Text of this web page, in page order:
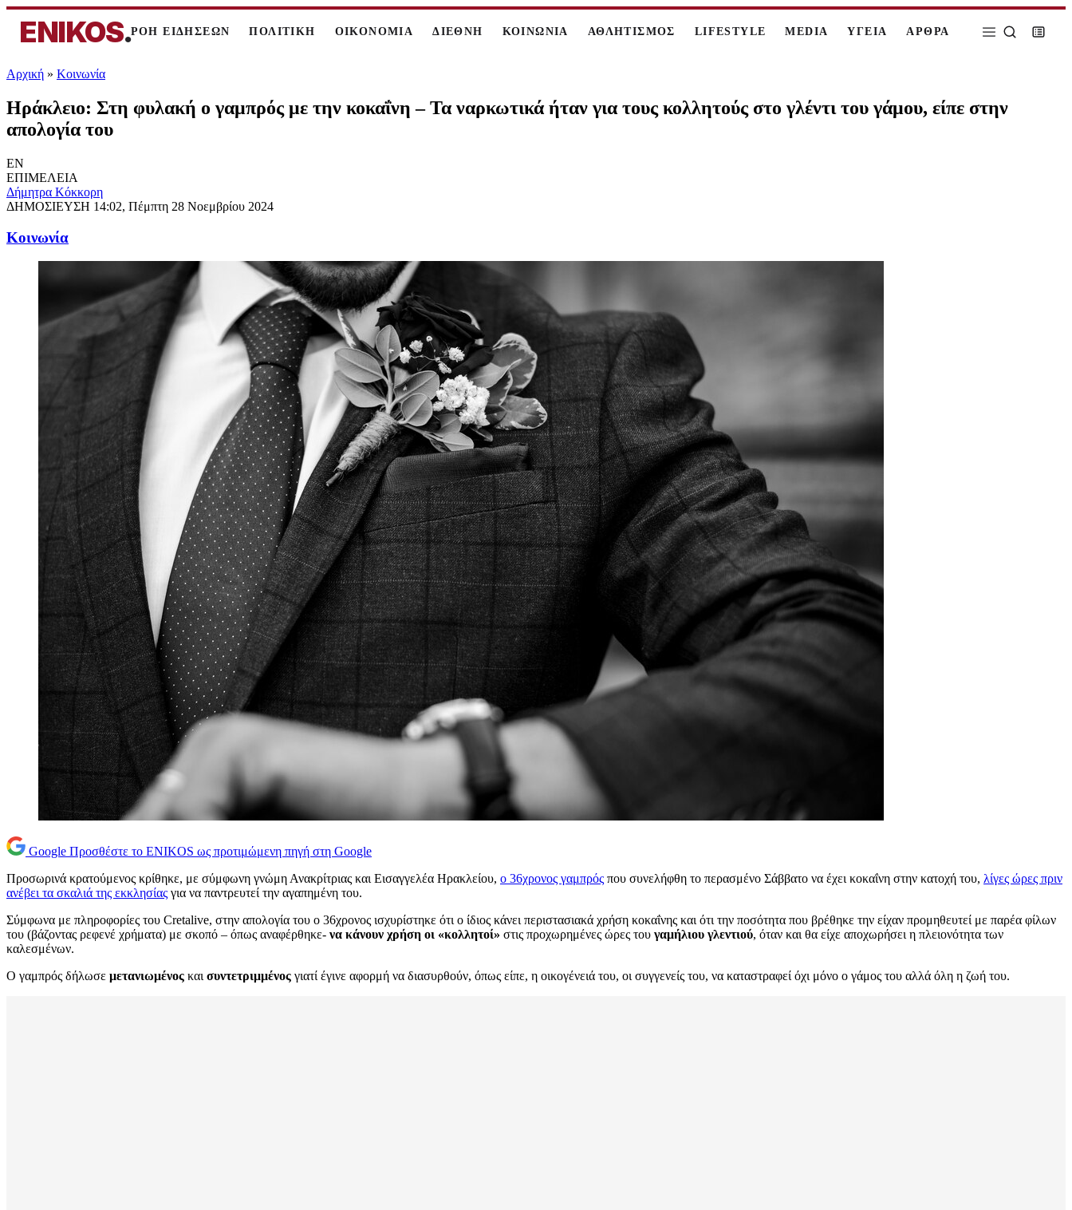
ENIKOS.ΡΟΗ ΕΙΔΗΣΕΩΝ ΠΟΛΙΤΙΚΗ ΟΙΚΟΝΟΜΙΑ ΔΙΕΘΝΗ ΚΟΙΝΩΝΙΑ ΑΘΛΗΤΙΣΜΟΣ LIFESTYLE MEDIA ΥΓΕΙΑ ΑΡΘΡΑ
Αρχική » Κοινωνία
Ηράκλειο: Στη φυλακή ο γαμπρός με την κοκαΐνη – Τα ναρκωτικά ήταν για τους κολλητούς στο γλέντι του γάμου, είπε στην
απολογία του
EN
ΕΠΙΜΕΛΕΙΑ
Δήμητρα Κόκκορη
ΔΗΜΟΣΙΕΥΣΗ 14:02, Πέμπτη 28 Νοεμβρίου 2024
Κοινωνία
Google Προσθέστε το ENIKOS ως προτιμώμενη πηγή στη Google
Προσωρινά κρατούμενος κρίθηκε, με σύμφωνη γνώμη Ανακρίτριας και Εισαγγελέα Ηρακλείου, ο 36χρονος γαμπρός που συνελήφθη το περασμένο Σάββατο να έχει κοκαΐνη στην κατοχή του, λίγες ώρες πριν
ανέβει τα σκαλιά της εκκλησίας για να παντρευτεί την αγαπημένη του.
Σύμφωνα με πληροφορίες του Cretalive, στην απολογία του ο 36χρονος ισχυρίστηκε ότι ο ίδιος κάνει περιστασιακά χρήση κοκαΐνης και ότι την ποσότητα που βρέθηκε την είχαν προμηθευτεί με παρέα φίλων
του (βάζοντας ρεφενέ χρήματα) με σκοπό – όπως αναφέρθηκε- να κάνουν χρήση οι «κολλητοί» στις προχωρημένες ώρες του γαμήλιου γλεντιού, όταν και θα είχε αποχωρήσει η πλειονότητα των
καλεσμένων.
Ο γαμπρός δήλωσε μετανιωμένος και συντετριμμένος γιατί έγινε αφορμή να διασυρθούν, όπως είπε, η οικογένειά του, οι συγγενείς του, να καταστραφεί όχι μόνο ο γάμος του αλλά όλη η ζωή του.